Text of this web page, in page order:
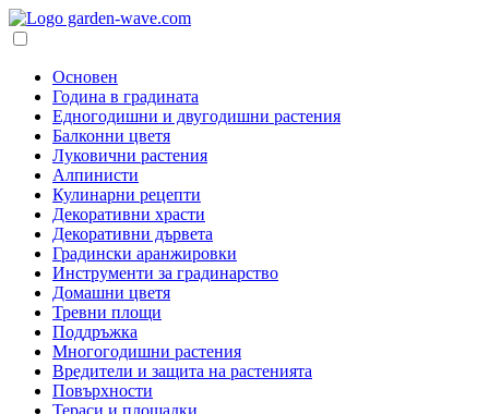
Основен
Година в градината
Едногодишни и двугодишни растения
Балконни цветя
Луковични растения
Алпинисти
Кулинарни рецепти
Декоративни храсти
Декоративни дървета
Градински аранжировки
Инструменти за градинарство
Домашни цветя
Тревни площи
Поддръжка
Многогодишни растения
Вредители и защита на растенията
Повърхности
Тераси и площадки